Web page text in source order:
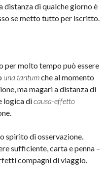
distanza di qualche giorno è
se metto tutto per iscritto.
per molto tempo può essere
una tantumche al momento
ma magari a distanza di
logica dicausa-effetto
spirito di osservazione.
sufficiente, carta e penna –
compagni di viaggio.